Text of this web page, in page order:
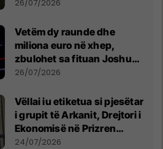
kontroll të madh
26/07/2026
Vetëm dy raunde dhe
miliona euro në xhep,
zbulohet sa fituan Joshua
e Prenga
26/07/2026
Vëllai iu etiketua si pjesëtar
i grupit të Arkanit, Drejtori i
Ekonomisë në Prizren
mohon pretendimet
24/07/2026